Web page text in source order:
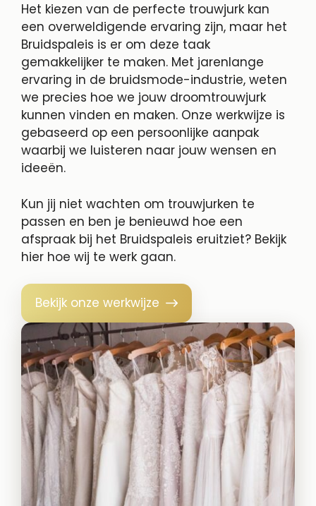
Het kiezen van de perfecte trouwjurk kan
een overweldigende ervaring zijn, maar het
Bruidspaleis is er om deze taak
gemakkelijker te maken. Met jarenlange
ervaring in de bruidsmode-industrie, weten
we precies hoe we jouw droomtrouwjurk
kunnen vinden en maken. Onze werkwijze is
gebaseerd op een persoonlijke aanpak
waarbij we luisteren naar jouw wensen en
ideeën.
Kun jij niet wachten om trouwjurken te
passen en ben je benieuwd hoe een
afspraak bij het Bruidspaleis eruitziet? Bekijk
hier hoe wij te werk gaan.
Bekijk onze werkwijze